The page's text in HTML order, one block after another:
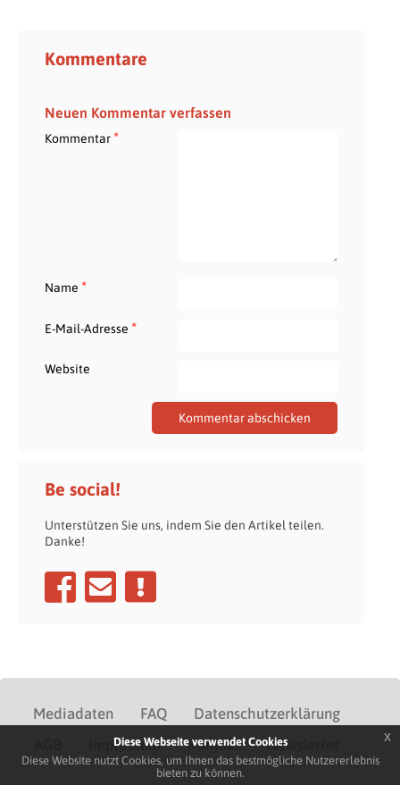
Kommentare
Neuen Kommentar verfassen
Kommentar*
Name *
E-Mail-Adresse *
Website
Be social!
Unterstützen Sie uns, indem Sie den Artikel teilen.
Danke!
Mediadaten FAQ
Datenschutzerklärung
Impressum Kontakt Newsletter
Diese Webseite verwendet Cookies
Diese Website nutzt Cookies, um Ihnen das bestmögliche Nutzererlebnis
bieten zu können.
x